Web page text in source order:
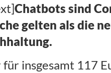
Chatbots sind
gelten als die
insgesamt 117